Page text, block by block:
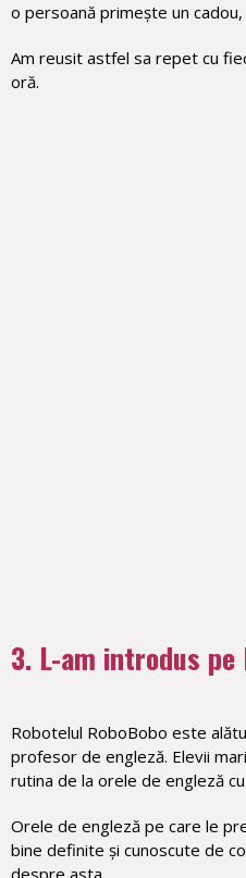
o persoană primește un
Am reusit astfel sa repet cu
oră.
3. L-am introdus pe
Robotelul RoboBobo este
profesor de engleză. Elevii
rutina de la orele de engleză
Orele de engleză pe care le
bine definite și cunoscute de
despre asta.